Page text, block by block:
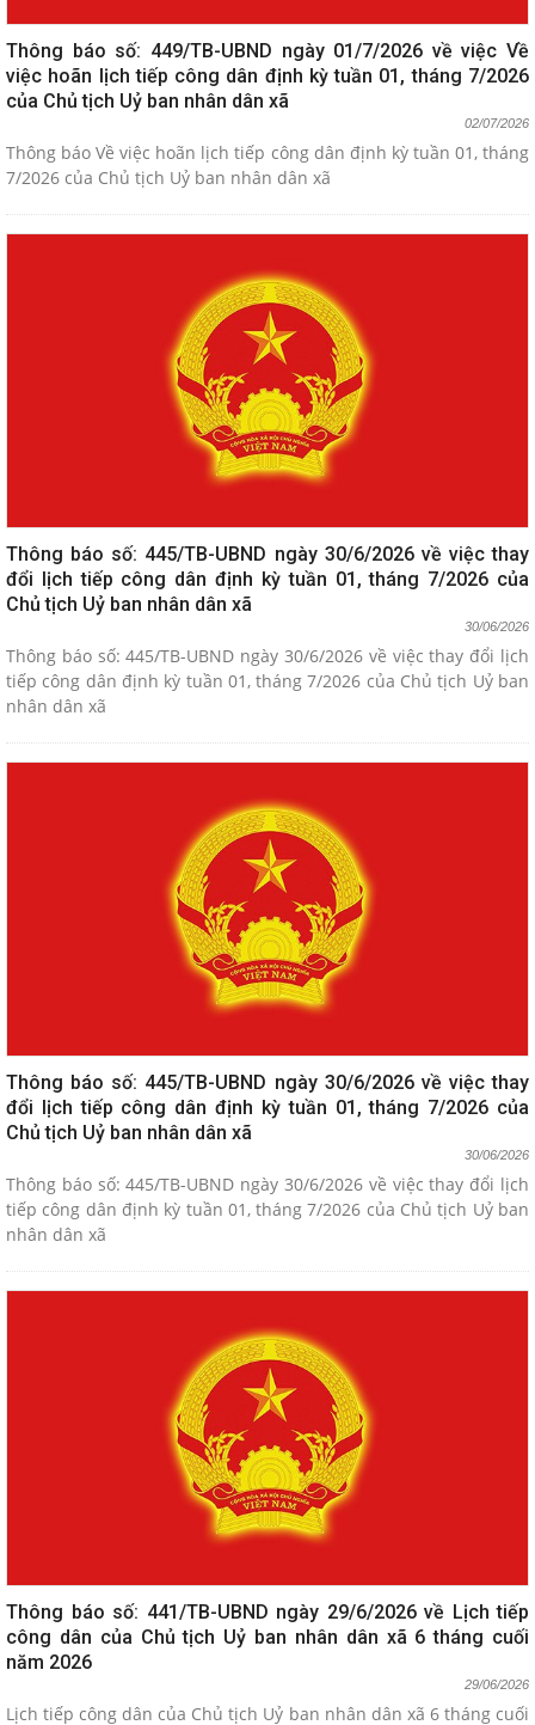
Thông báo số: 449/TB-UBND ngày 01/7/2026 về việc Về
việc hoãn lịch tiếp công dân định kỳ tuần 01, tháng 7/2026
của Chủ tịch Uỷ ban nhân dân xã
02/07/2026
Thông báo Về việc hoãn lịch tiếp công dân định kỳ tuần 01, tháng
7/2026 của Chủ tịch Uỷ ban nhân dân xã
Thông báo số: 445/TB-UBND ngày 30/6/2026 về việc thay
đổi lịch tiếp công dân định kỳ tuần 01, tháng 7/2026 của
Chủ tịch Uỷ ban nhân dân xã
30/06/2026
Thông báo số: 445/TB-UBND ngày 30/6/2026 về việc thay đổi lịch
tiếp công dân định kỳ tuần 01, tháng 7/2026 của Chủ tịch Uỷ ban
nhân dân xã
Thông báo số: 445/TB-UBND ngày 30/6/2026 về việc thay
đổi lịch tiếp công dân định kỳ tuần 01, tháng 7/2026 của
Chủ tịch Uỷ ban nhân dân xã
30/06/2026
Thông báo số: 445/TB-UBND ngày 30/6/2026 về việc thay đổi lịch
tiếp công dân định kỳ tuần 01, tháng 7/2026 của Chủ tịch Uỷ ban
nhân dân xã
Thông báo số: 441/TB-UBND ngày 29/6/2026 về Lịch tiếp
công dân của Chủ tịch Uỷ ban nhân dân xã 6 tháng cuối
năm 2026
29/06/2026
Lịch tiếp công dân của Chủ tịch Uỷ ban nhân dân xã 6 tháng cuối